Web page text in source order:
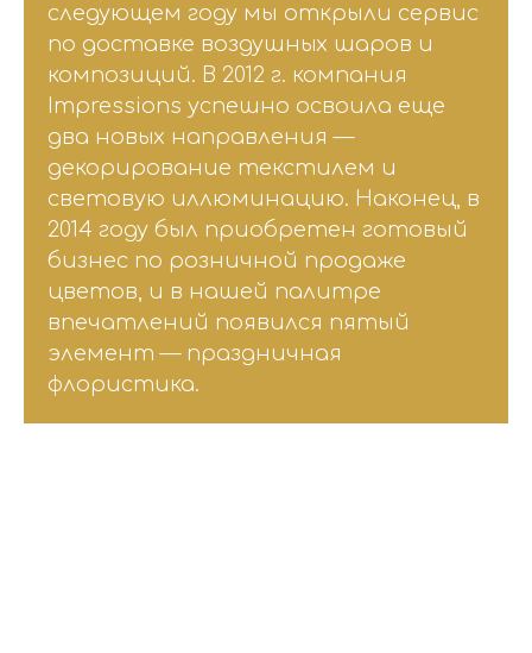
следующем году мы открыли сервис
по доставке воздушных шаров и
композиций. В 2012 г. компания
Impressions успешно освоила еще
два новых направления —
декорирование текстилем и
световую иллюминацию. Наконец, в
2014 году был приобретен готовый
бизнес по розничной продаже
цветов, и в нашей палитре
впечатлений появился пятый
элемент — праздничная
флористика.